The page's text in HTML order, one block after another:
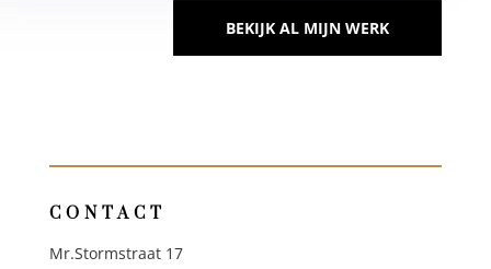
BEKIJK AL MIJN WERK
CONTACT
Mr.Stormstraat 17